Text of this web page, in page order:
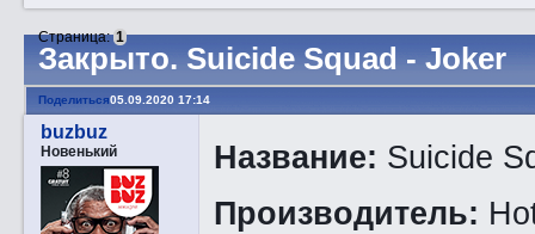
Закрытo. Suicide Squad - Joker
Страница:1
Поделиться05.09.2020 17:14
buzbuz
Новенький Название: Suicide
Производитель: